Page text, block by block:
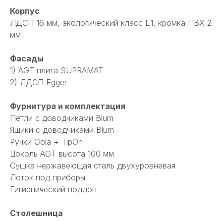
Корпус
ЛДСП 16 мм, экологический класс Е1, кромка ПВХ 2
мм
Фасады
1) AGT плита SUPRAMAT
2) ЛДСП Egger
Фурнитура и комплектация
Петли с доводчиками Blum
Ящики с доводчиками Blum
Ручки Gola + TipOn
Цоколь AGT высота 100 мм
Сушка нержавеющая сталь двухуровневая
Лоток под приборы
Гигиенический поддон
Столешница